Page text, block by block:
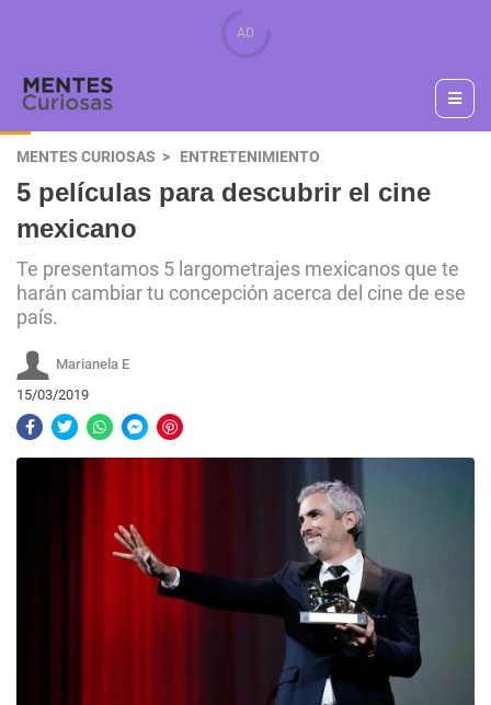
MENTES CURIOSAS ENTRETENIMIENTO
5 películas para descubrir el cine
mexicano
Te presentamos 5 largometrajes mexicanos que te
harán cambiar tu concepción acerca del cine de ese
país.
Marianela E
15/03/2019